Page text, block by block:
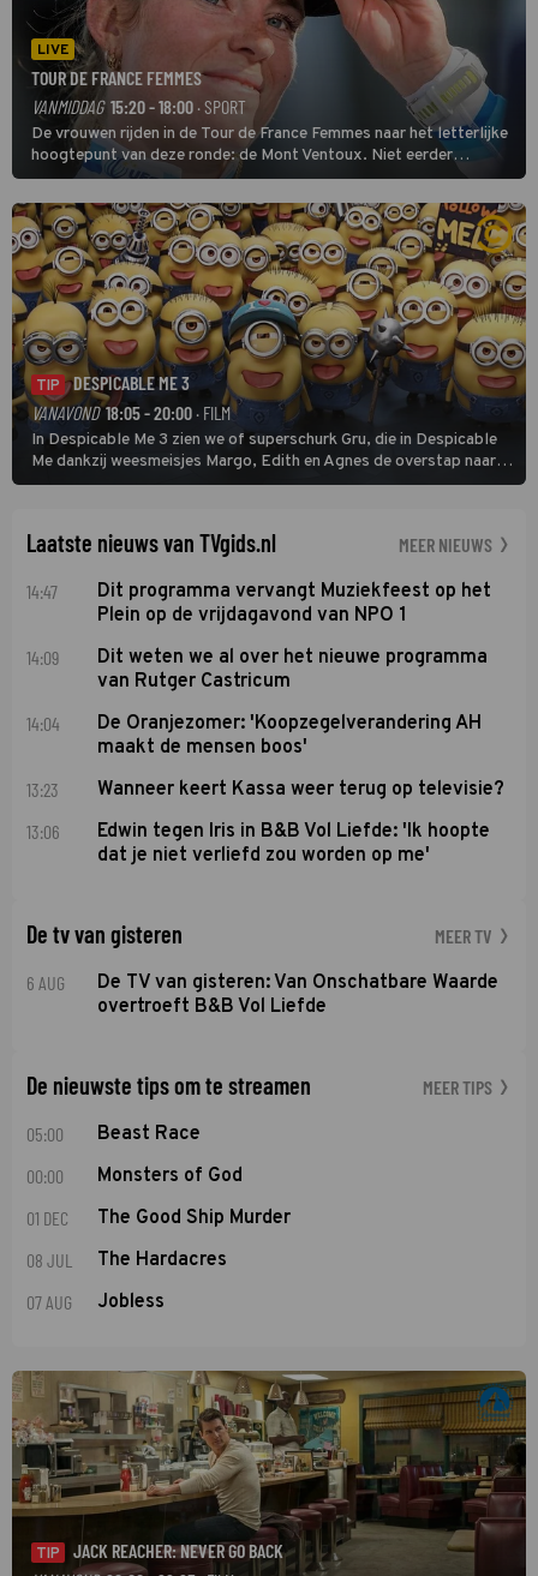
LIVE
TOUR DE FRANCE FEMMES
VANMIDDAG 15:20 - 18:00 · SPORT
De vrouwen rijden in de Tour de France Femmes naar het letterlijke
hoogtepunt van deze ronde: de Mont Ventoux. Niet eerder
finishten de vrouwen voor deze koers op deze kale col uit de
buitencategorie. De aanloop naar de slotklim is vlak.
TIP
DESPICABLE ME 3
VANAVOND 18:05 - 20:00· FILM
In Despicable Me 3 zien we of superschurk Gru, die in Despicable
Me dankzij weesmeisjes Margo, Edith en Agnes de overstap naar
het rechte pad maakte, ook op dat pad weet te blijven.
Laatste nieuws van TVgids.nl MEER NIEUWS
14:47
Dit programma vervangt Muziekfeest op het
Plein op de vrijdagavond van NPO 1
14:09
Dit weten we al over het nieuwe programma
van Rutger Castricum
14:04
De Oranjezomer: 'Koopzegelverandering AH
maakt de mensen boos'
13:23 Wanneer keert Kassa weer terug op televisie?
13:06
Edwin tegen Iris in B&B Vol Liefde: 'Ik hoopte
dat je niet verliefd zou worden op me'
De tv van gisteren MEER TV
6 AUG
De TV van gisteren: Van Onschatbare Waarde
overtroeft B&B Vol Liefde
De nieuwste tips om te streamen MEER TIPS
05:00 Beast Race
00:00 Monsters of God
01 DEC The Good Ship Murder
08 JUL The Hardacres
07 AUG Jobless
TIP
JACK REACHER: NEVER GO BACK